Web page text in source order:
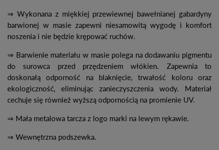
⇒ Wykonana z miękkiej przewiewnej bawełnianej gabardyny
barwionej w masie zapewni niesamowitą wygodę i komfort
noszenia i nie będzie krępować ruchów.
⇒ Barwienie materiału w masie polega na dodawaniu pigmentu
do surowca przed przędzeniem włókien. Zapewnia to
doskonałą odporność na blaknięcie, trwałość koloru oraz
ekologiczność, eliminując zanieczyszczenia wody. Materiał
cechuje się również wyższą odpornością na promienie UV.
⇒ Mała metalowa tarcza z logo marki na lewym rękawie.
⇒ Wewnętrzna podszewka.